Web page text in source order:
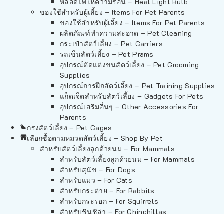
ของใช้สำหรับผู้เลี้ยง – Items For Pet Parents
ของใช้สำหรับผู้เลี้ยง – Items For Pet Parents
ผลิตภัณฑ์ทำความสะอาด – Pet Cleaning
กระเป๋าสัตว์เลี้ยง – Pet Carriers
รถเข็นสัตว์เลี้ยง – Pet Prams
อุปกรณ์ตัดแต่งขนสัตว์เลี้ยง – Pet Grooming
Supplies
อุปกรณ์การฝึกสัตว์เลี้ยง – Pet Training Supplies
แก็ดเจ็ตสำหรับสัตว์เลี้ยง – Gadgets For Pets
อุปกรณ์เสริมอื่นๆ – Other Accessories For
Parents
กรงสัตว์เลี้ยง – Pet Cages
เลือกซื้อตามหมวดสัตว์เลี้ยง – Shop By Pet
สำหรับสัตว์เลี้ยงลูกด้วยนม – For Mammals
สำหรับสัตว์เลี้ยงลูกด้วยนม – For Mammals
สำหรับสุนัข – For Dogs
สำหรับแมว – For Cats
สำหรับกระต่าย – For Rabbits
สำหรับกระรอก – For Squirrels
สำหรับชินชิล่า – For Chinchillas